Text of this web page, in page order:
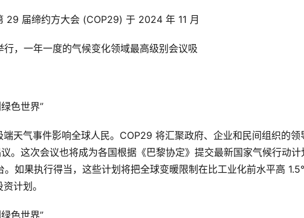
29 届缔约方大会 (COP29) 于 2024 年 11 月
，一年一度的气候变化领域最高级别会议吸
天气事件影响全球人民。COP29 将汇聚政府、企业和民间组织的领
。这次会议也将成为各国根据《巴黎协定》提交最新国家气候行动
如果执行得当，这些计划将把全球变暖限制在比工业化前水平高
计划。